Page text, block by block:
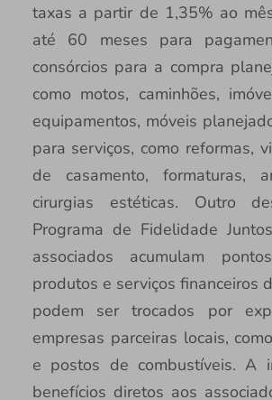
taxas a partir de 1,35% ao
até 60 meses para
consórcios para a compra
como motos, caminhões,
equipamentos, móveis
para serviços, como reformas,
de casamento, formaturas,
cirurgias estéticas. Outro
Programa de Fidelidade
associados acumulam
produtos e serviços financeiros
podem ser trocados por
empresas parceiras locais,
e postos de combustíveis. A
benefícios diretos aos